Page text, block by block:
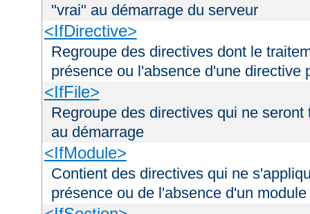
"vrai" au démarrage du serveur
<IfDirective>
Regroupe des directives dont le
présence ou l'absence d'une directive
<IfFile>
Regroupe des directives qui ne
au démarrage
<IfModule>
Contient des directives qui ne
présence ou de l'absence d'un